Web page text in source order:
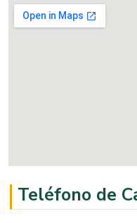
Teléfono de